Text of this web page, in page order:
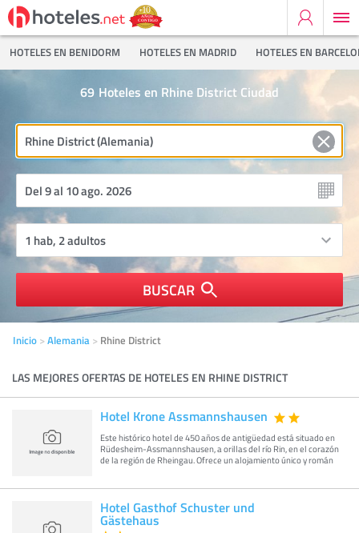
HOTELES EN BENIDORM HOTELES EN MADRID HOTELES EN
Hoteles en Rhine District Ciudad
69
BUSCAR
Inicio Alemania Rhine District
LAS MEJORES OFERTAS DE HOTELES EN RHINE DISTRICT
Hotel Krone Assmannshausen
Este histórico hotel de 450 años de antigüedad está situado en
Rüdesheim-Assmannshausen, a orillas del río Rin, en el corazón
de la región de Rheingau. Ofrece un alojamiento único y román
Hotel Gasthof Schuster und
Gästehaus